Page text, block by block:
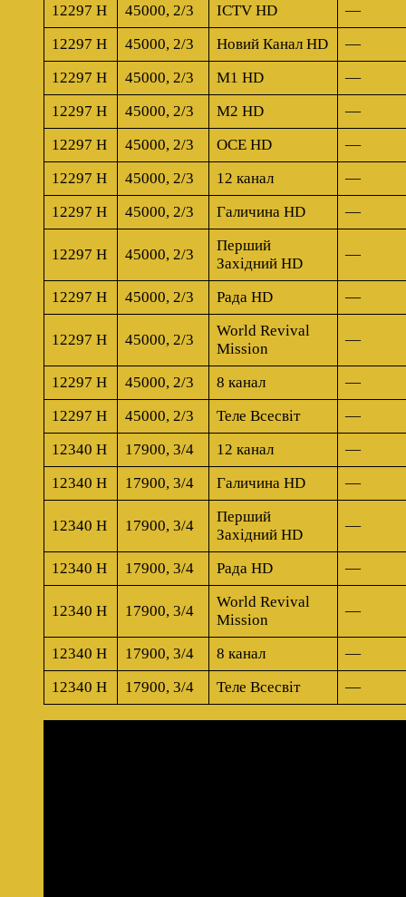
12297 H
45000, 2/3 ICTV HD
—
12297 H
45000, 2/3 Новий Канал HD
—
12297 H
45000, 2/3 M1 HD
—
12297 H
45000, 2/3 M2 HD
—
12297 H
45000, 2/3 OCE HD
—
12297 H
45000, 2/3 12 канал
—
12297 H
45000, 2/3 Галичина HD —
12297 H 45000, 2/3
Перший
Західний HD
—
12297 H 45000, 2/3 Рада HD —
12297 H 45000, 2/3
World Revival
Mission
—
12297 H 45000, 2/3 8 канал
—
12297 H
45000, 2/3 Теле Всесвiт
—
12340 H
17900, 3/4 12 канал
—
12340 H
17900, 3/4 Галичина HD —
12340 H 17900, 3/4
Перший
Західний HD
—
12340 H 17900, 3/4 Рада HD —
12340 H 17900, 3/4
World Revival
Mission
—
12340 H 17900, 3/4 8 канал
—
12340 H
17900, 3/4 Теле Всесвiт —